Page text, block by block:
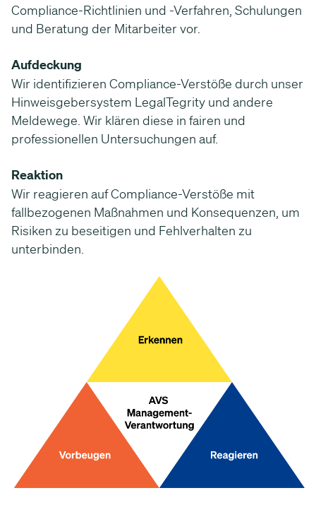
Compliance-Richtlinien und -Verfahren, Schulungen
und Beratung der Mitarbeiter vor.
Aufdeckung
Wir identifizieren Compliance-Verstöße durch unser
Hinweisgebersystem LegalTegrity und andere
Meldewege. Wir klären diese in fairen und
professionellen Untersuchungen auf.
Reaktion
Wir reagieren auf Compliance-Verstöße mit
fallbezogenen Maßnahmen und Konsequenzen, um
Risiken zu beseitigen und Fehlverhalten zu
unterbinden.